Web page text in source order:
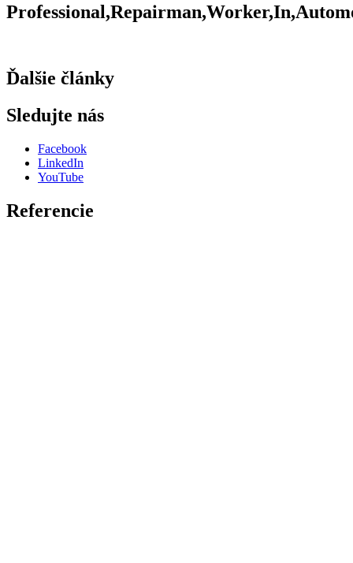
Ďalšie články
Sledujte nás
Facebook
LinkedIn
YouTube
Referencie